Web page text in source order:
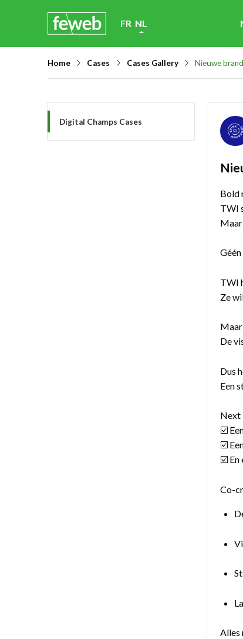
FR NL
Home Cases Cases Gallery Nieuwe
Digital Champs Cases
Bold
TWI
TWI
Ze
De
Dus
Een
Next
☑️
☑️
☑️ En
Co-
Alles